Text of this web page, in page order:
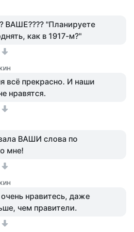
ВАШЕ???? "Планируете
как в 1917-м?"
всё прекрасно. И наши
нравятся.
ВАШИ слова по
мне!
нравитесь, даже
чем правители.